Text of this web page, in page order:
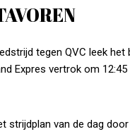
tegen QVC leek het
Expres vertrok om
strijdplan van de dag